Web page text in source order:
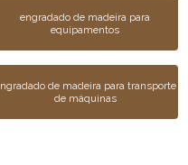
engradado de madeira para
equipamentos
de madeira para transporte
de máquinas